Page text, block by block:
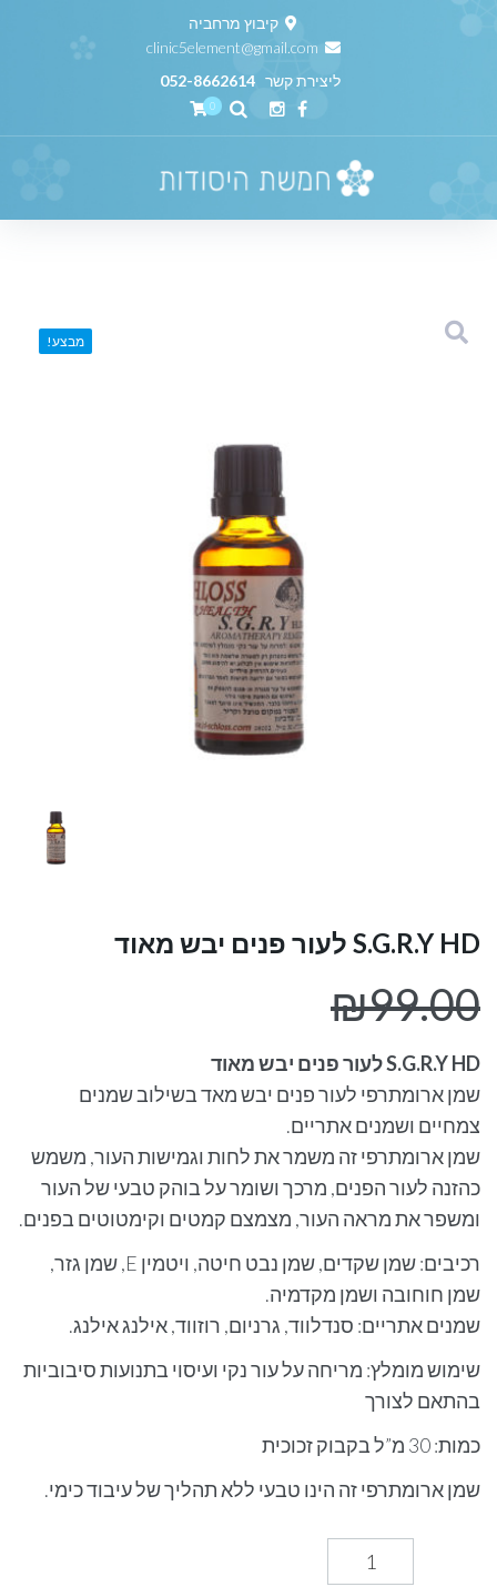
קיבוץ מרחביה
clinic5element@gmail.com
ליצירת קשר052-8662614
0
מבצע!
S.G.R.Y HD לעור פנים יבש מאוד
₪99.00
S.G.R.Y HD לעור פנים יבש מאוד
שמן ארומתרפי לעור פנים יבש מאד בשילוב שמנים
צמחיים ושמנים אתריים.
שמן ארומתרפי זה משמר את לחות וגמישות העור, משמש
כהזנה לעור הפנים, מרכך ושומר על בוהק טבעי של העור
ומשפר את מראה העור, מצמצם קמטים וקימטוטים בפנים.
רכיבים: שמן שקדים, שמן נבט חיטה, ויטמין E, שמן גזר,
שמן חוחובה ושמן מקדמיה.
שמנים אתריים: סנדלווד, גרניום, רוזווד, אילנג אילנג.
שימוש מומלץ: מריחה על עור נקי ועיסוי בתנועות סיבוביות
בהתאם לצורך
כמות: 30 מ”ל בקבוק זכוכית
שמן ארומתרפי זה הינו טבעי ללא תהליך של עיבוד כימי.